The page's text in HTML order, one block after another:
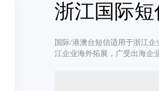
浙江国际短
国际/港澳台短信适用于浙江
江企业海外拓展，广受出海企